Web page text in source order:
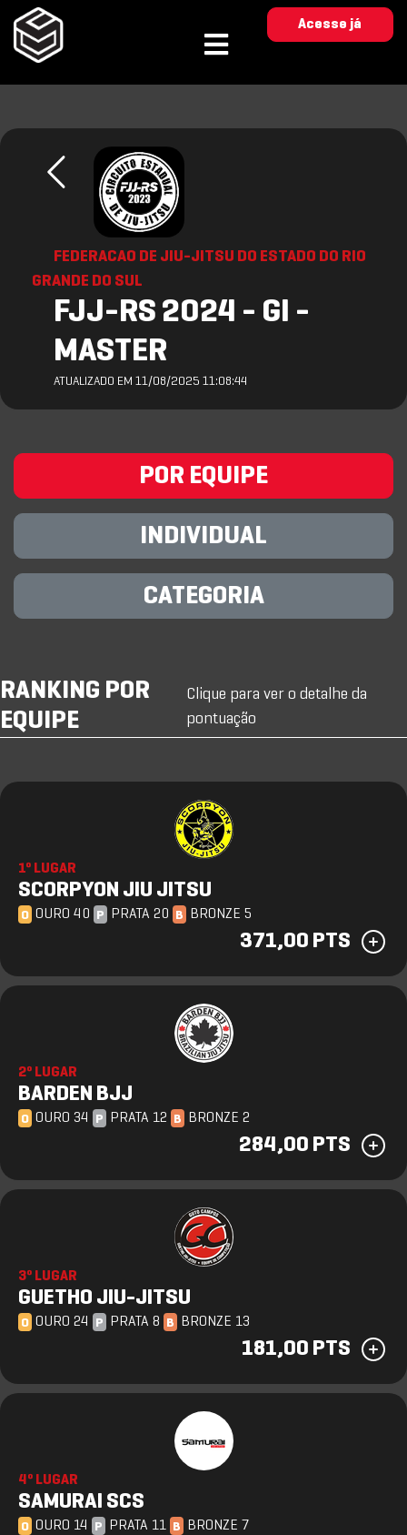
Acesse já
FEDERACAO DE JIU-JITSU DO ESTADO DO RIO
GRANDE DO SUL
FJJ-RS 2024 - GI -
MASTER
ATUALIZADO EM 11/08/2025 11:08:44
POR EQUIPE
INDIVIDUAL
CATEGORIA
RANKING POR
EQUIPE
Clique para ver o detalhe da
pontuação
1º LUGAR
SCORPYON JIU JITSU
O OURO 40 P PRATA 20 B BRONZE 5
371,00 PTS
2º LUGAR
BARDEN BJJ
O OURO 34 P PRATA 12 B BRONZE 2
284,00 PTS
3º LUGAR
GUETHO JIU-JITSU
O OURO 24 P PRATA 8 B BRONZE 13
181,00 PTS
4º LUGAR
SAMURAI SCS
O OURO 14 P PRATA 11 B BRONZE 7